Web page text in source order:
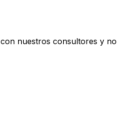
con nuestros consultores y no